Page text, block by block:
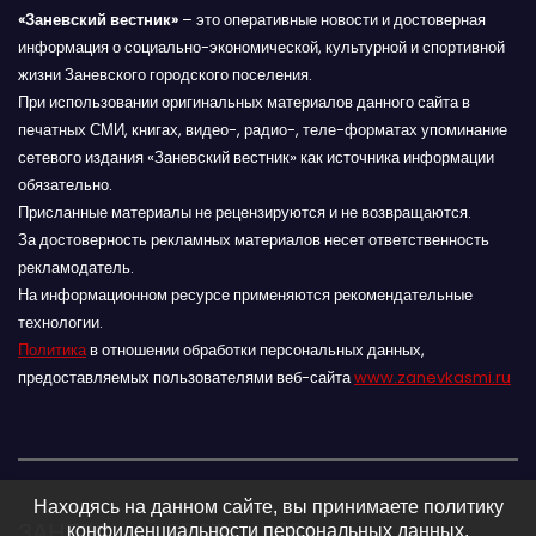
«Заневский вестник» – это оперативные новости и достоверная
информация о социально-экономической, культурной и спортивной
жизни Заневского городского поселения.
При использовании оригинальных материалов данного сайта в
печатных СМИ, книгах, видео-, радио-, теле-форматах упоминание
сетевого издания «Заневский вестник» как источника информации
обязательно.
Присланные материалы не рецензируются и не возвращаются.
За достоверность рекламных материалов несет ответственность
рекламодатель.
На информационном ресурсе применяются рекомендательные
технологии.
Политикав отношении обработки персональных данных,
предоставляемых пользователями веб-сайтаwww.zanevkasmi.ru
Находясь на данном сайте, вы принимаете политику
конфиденциальности персональных данных.